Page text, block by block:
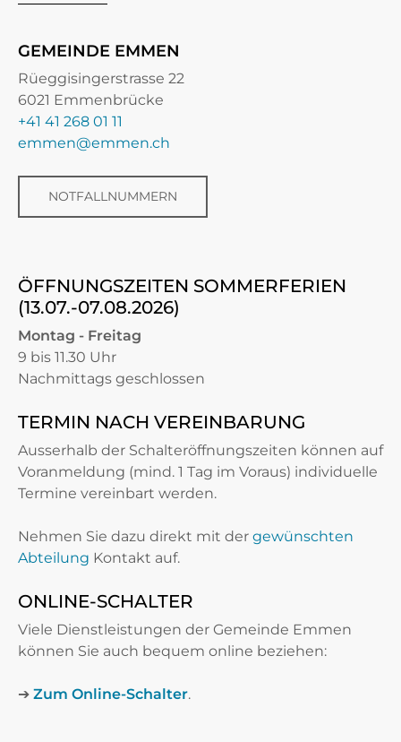
GEMEINDE EMMEN
Rüeggisingerstrasse 22
6021 Emmenbrücke
+41 41 268 01 11
emmen@emmen.ch
NOTFALLNUMMERN
ÖFFNUNGSZEITEN SOMMERFERIEN
(13.07.-07.08.2026)
Montag - Freitag
9 bis 11.30 Uhr
Nachmittags geschlossen
TERMIN NACH VEREINBARUNG
Ausserhalb der Schalteröffnungszeiten können auf
Voranmeldung (mind. 1 Tag im Voraus) individuelle
Termine vereinbart werden.
Nehmen Sie dazu direkt mit der gewünschten
Abteilung Kontakt auf.
ONLINE-SCHALTER
Viele Dienstleistungen der Gemeinde Emmen
können Sie auch bequem online beziehen:
➔ Zum Online-Schalter.